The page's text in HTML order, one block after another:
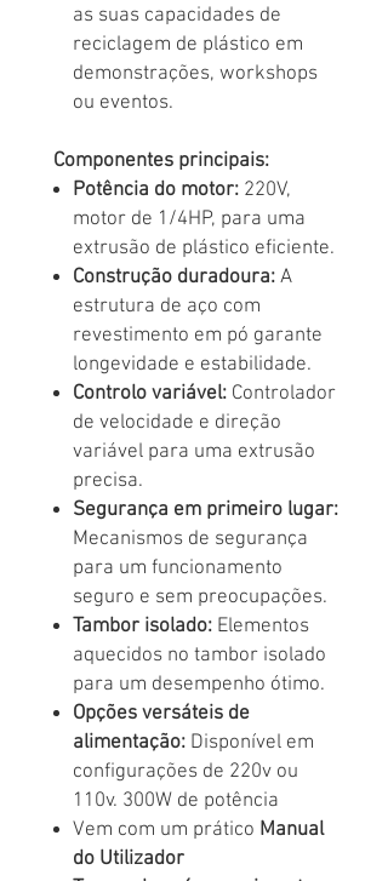
as suas capacidades de
reciclagem de plástico em
demonstrações, workshops
ou eventos.
Componentes principais:
Potência do motor: 220V,
motor de 1/4HP, para uma
extrusão de plástico eficiente.
Construção duradoura: A
estrutura de aço com
revestimento em pó garante
longevidade e estabilidade.
Controlo variável: Controlador
de velocidade e direção
variável para uma extrusão
precisa.
Segurança em primeiro lugar:
Mecanismos de segurança
para um funcionamento
seguro e sem preocupações.
Tambor isolado: Elementos
aquecidos no tambor isolado
para um desempenho ótimo.
Opções versáteis de
alimentação: Disponível em
configurações de 220v ou
110v. 300W de potência
Vem com um prático Manual
do Utilizador